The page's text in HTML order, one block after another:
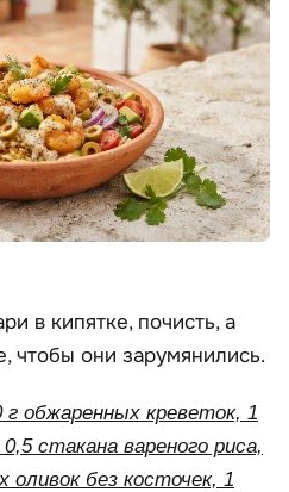
в кипятке, почисть, а
чтобы они зарумянились.
г обжаренных креветок, 1
стакана вареного риса,
оливок без косточек, 1